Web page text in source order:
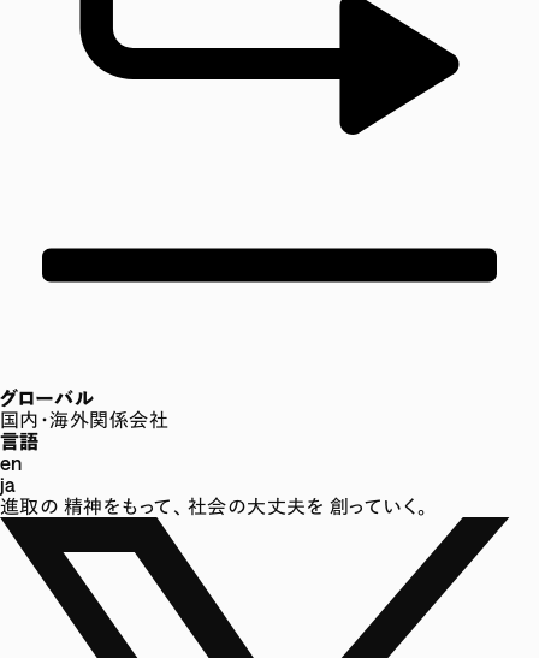
グローバル
国内・海外関係会社
言語
en
ja
進取の 精神をもって、 社会の大丈夫を 創っていく。